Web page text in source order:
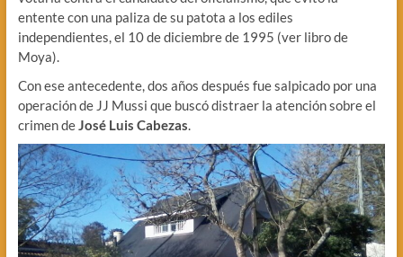
entente con una paliza de su patota a los ediles
independientes, el 10 de diciembre de 1995 (ver libro de
Moya).
Con ese antecedente, dos años después fue salpicado por una
operación de JJ Mussi que buscó distraer la atención sobre el
crimen deJosé Luis Cabezas.